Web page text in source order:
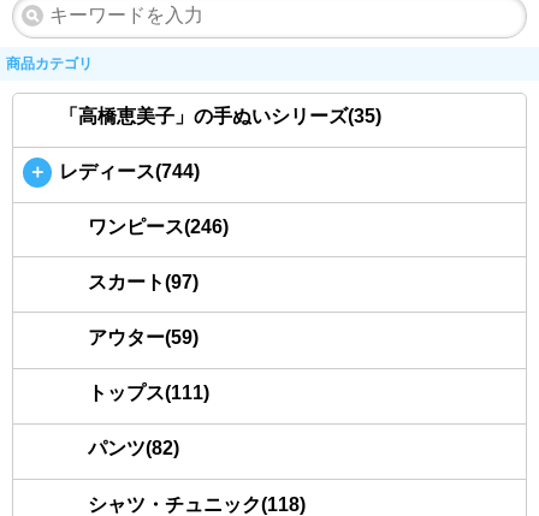
商品カテゴリ
「高橋恵美子」の手ぬいシリーズ(35)
＋ レディース(744)
ワンピース(246)
スカート(97)
アウター(59)
トップス(111)
パンツ(82)
シャツ・チュニック(118)